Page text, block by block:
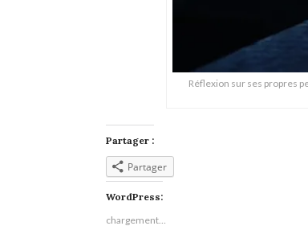
Réflexion sur ses propres
Partager :
Partager
WordPress:
chargement…